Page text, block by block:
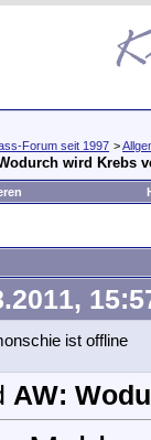
Forum seit 1997 >
wird Krebs
AW: